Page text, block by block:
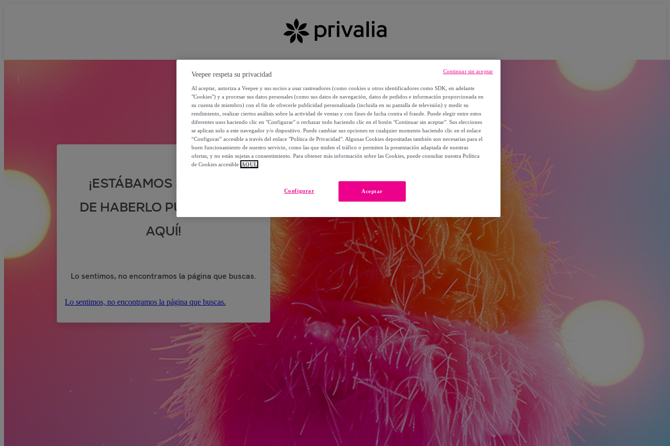
¡ESTÁBAMOS SEGUROS
DE HABERLO PUESTO POR
AQUÍ!
Lo sentimos, no encontramos la página que buscas.
Lo sentimos, no encontramos la página que buscas.
Veepee respeta su privacidad
Al aceptar, autoriza a Veepee y sus socios a usar rastreadores (como cookies u otros identificadores como SDK, en adelante
"Cookies") y a procesar sus datos personales (como sus datos de navegación, datos de pedidos e información proporcionada en
su cuenta de miembro) con el fin de ofrecerle publicidad personalizada (incluida en su pantalla de televisión) y medir su
rendimiento, realizar ciertos análisis sobre la actividad de ventas y con fines de lucha contra el fraude. Puede elegir entre estos
diferentes usos haciendo clic en "Configurar" o rechazar todo haciendo clic en el botón "Continuar sin aceptar". Sus elecciones
se aplican solo a este navegador y/o dispositivo. Puede cambiar sus opciones en cualquier momento haciendo clic en el enlace
“Configurar” accesible a través del enlace "Política de Privacidad". Algunas Cookies depositadas también son necesarias para el
buen funcionamiento de nuestro servicio, como las que miden el tráfico o permiten la presentación adaptada de nuestras
ofertas, y no están sujetas a consentimiento. Para obtener más información sobre las Cookies, puede consultar nuestra Política
de Cookies accesible AQUÍ.
Aceptar
Configurar
Continuar sin aceptar